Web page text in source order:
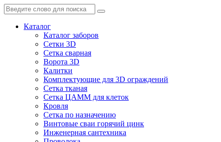
Каталог
Каталог заборов
Сетки 3D
Сетка сварная
Ворота 3D
Калитки
Комплектующие для 3D ограждений
Сетка тканая
Сетка ЦАММ для клеток
Кровля
Сетка по назначению
Винтовые сваи горячий цинк
Инженерная сантехника